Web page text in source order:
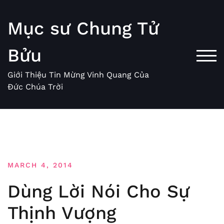
content
Mục sư Chung Tử
Bửu
Giới Thiệu Tin Mừng Vinh Quang Của
Đức Chúa Trời
MARCH 4, 2014
Dùng Lời Nói Cho Sự
Thịnh Vượng